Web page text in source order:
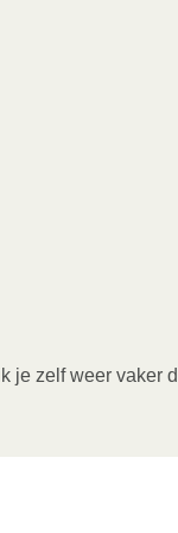
je zelf weer vaker